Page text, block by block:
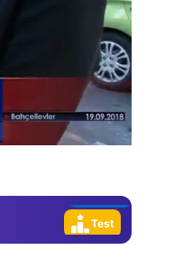
Video
Test
Gündem
Test